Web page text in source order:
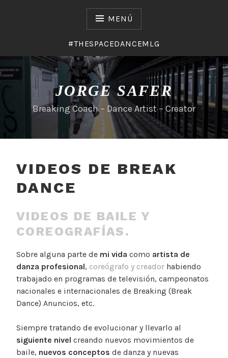
MENÚ
#THESPACEDANCEMLG
JORGE SAFER
Breaking Coach – Dance Artist – Creator
VIDEOS DE BREAK
DANCE
VIDEOS DE BAILE Y
COREOGRAFÍAS.
Sobre alguna parte de mi vida como artista de
danza profesional, coreógrafo y creador habiendo
trabajado en programas de televisión, campeonatos
nacionales e internacionales de Breaking (Break
Dance) Anuncios, etc.
Siempre tratando de evolucionar y llevarlo al
siguiente nivel creando nuevos movimientos de
baile, nuevos conceptos de danza y nuevas